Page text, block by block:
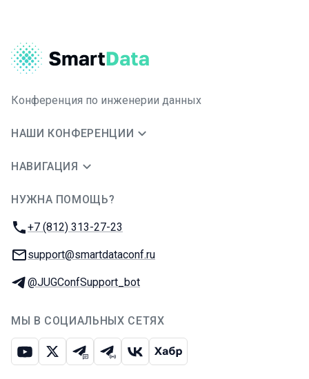
Конференция по инженерии данных
НАШИ КОНФЕРЕНЦИИ
НАВИГАЦИЯ
НУЖНА ПОМОЩЬ?
Телефон:
+7 (812) 313-27-23
E-mail:
support@smartdataconf.ru
Телеграм:
@JUGConfSupport_bot
МЫ В СОЦИАЛЬНЫХ СЕТЯХ
ЮтубИкс Телеграм-чат
Телеграм-канал
ВКонтакте
Хабр